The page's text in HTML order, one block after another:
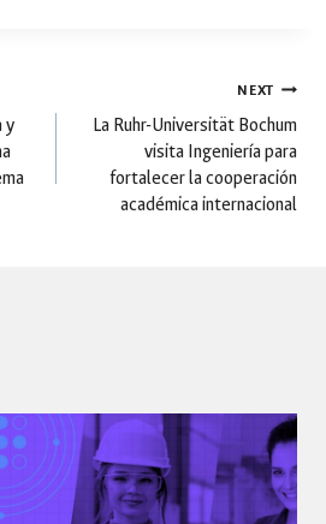
y
NEXT
La Ruhr-Universität Bochum
visita Ingeniería para
fortalecer la cooperación
académica internacional